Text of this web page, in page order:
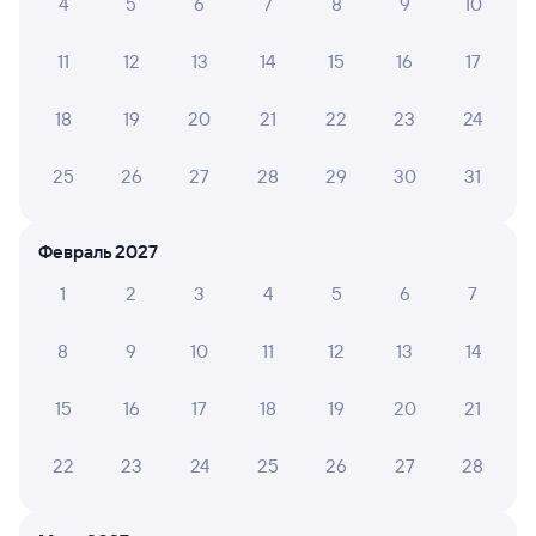
Новосибирск-Главный
из Москвы Ярославской
Усолье-Сибирское
1 д 6 ч 3 м в пути
от 3 ⁠433 ⁠₽ 5 ⁠014 ⁠₽
Выберите дату
19:34 04:56
1 д 8 ч 22 м в пути
11 12 13 14 15 16 17
18 19 20 21 22 23 24
25 26 27 28 29 30 31
Февраль 2027
1
2 3 4 5 6 7
8 9 10 11 12 13 14
15 16 17 18 19 20 21
22 23 24 25 26 27 28